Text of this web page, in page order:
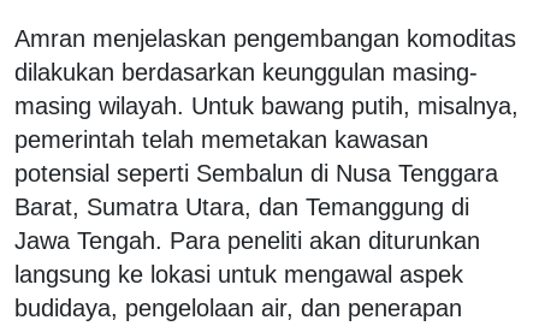
Amran menjelaskan pengembangan komoditas
dilakukan berdasarkan keunggulan masing-
masing wilayah. Untuk bawang putih, misalnya,
pemerintah telah memetakan kawasan
potensial seperti Sembalun di Nusa Tenggara
Barat, Sumatra Utara, dan Temanggung di
Jawa Tengah. Para peneliti akan diturunkan
langsung ke lokasi untuk mengawal aspek
budidaya, pengelolaan air, dan penerapan